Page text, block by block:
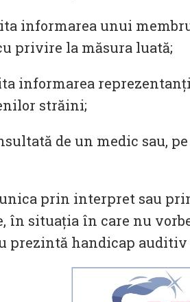
informarea unui
privire la măsura luată;
informarea
străini;
de un medic sau,
prin interpret sau
în situația în care nu
prezintă handicap auditiv